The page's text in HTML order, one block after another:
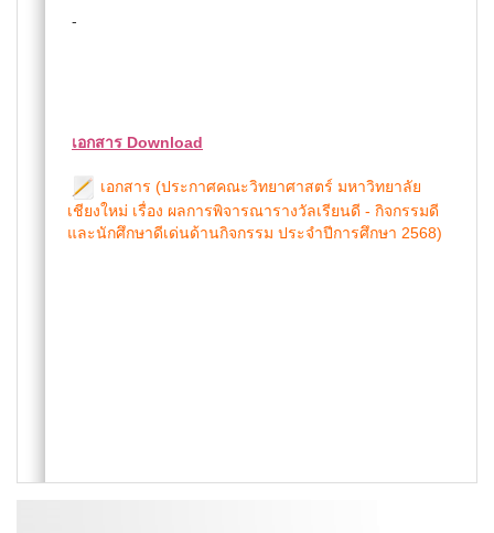
-
เอกสาร Download
เอกสาร (ประกาศคณะวิทยาศาสตร์ มหาวิทยาลัย
เชียงใหม่ เรื่อง ผลการพิจารณารางวัลเรียนดี - กิจกรรมดี
และนักศึกษาดีเด่นด้านกิจกรรม ประจำปีการศึกษา 2568)